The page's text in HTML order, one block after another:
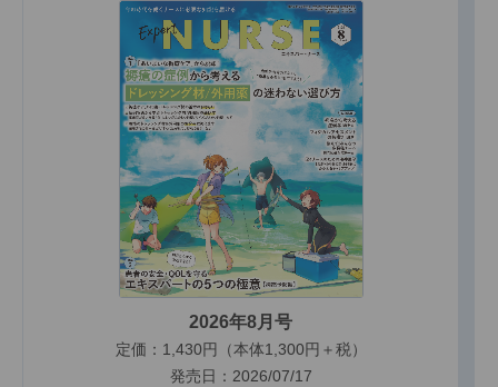
2026年8月号
定価：1,430円（本体1,300円＋税）
発売日：2026/07/17